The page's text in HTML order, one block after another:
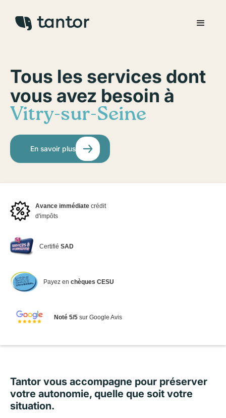
Tous les services dont
vous avez besoin à
Vitry-sur-Seine
En savoir plus
Avance immédiate crédit
d'impôts
CertifiéSAD
Payez en chèques CESU
Noté 5/5sur Google Avis
Tantor vous accompagne pour préserver
votre autonomie, quelle que soit votre
situation.